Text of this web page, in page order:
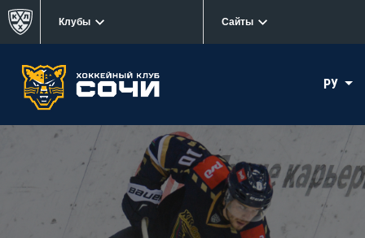
Клубы Сайты
РУ